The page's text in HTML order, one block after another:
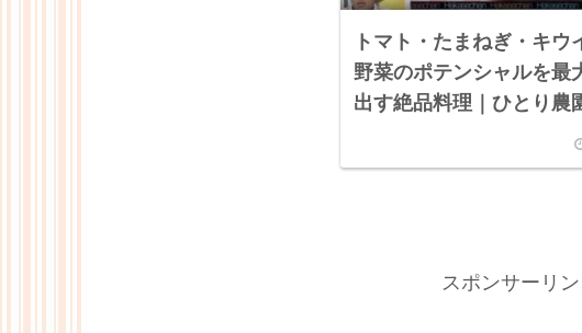
トマト・たまねぎ・キウ
野菜のポテンシャルを最
出す絶品料理｜ひとり農
スポンサーリン